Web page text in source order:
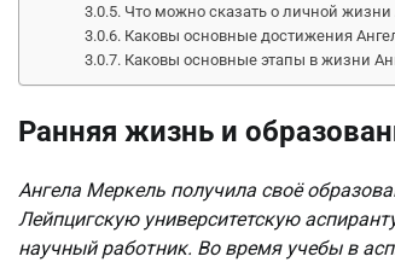
Что можно сказать о личной
Каковы основные достижения
Каковы основные этапы в жизни
Ранняя жизнь и
Ангела Меркель получила своё
Лейпцигскую университетскую
научный работник. Во время учебы в